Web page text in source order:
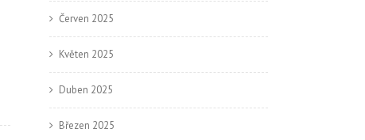
Červen 2025
Květen 2025
Duben 2025
Březen 2025